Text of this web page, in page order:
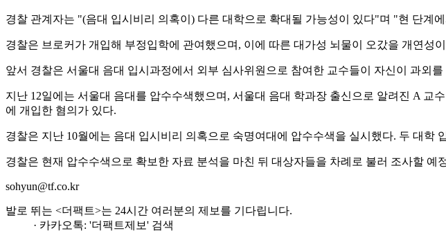
경찰 관계자는 "(음대 입시비리 의혹이) 다른 대학으로 확대될 가능성이 있다"며 "현 단계
경찰은 브로커가 개입해 부정입학에 관여했으며, 이에 따른 대가성 뇌물이 오갔을 개연성
앞서 경찰은 서울대 음대 입시과정에서 외부 심사위원으로 참여한 교수들이 자신이 과외
지난 12일에는 서울대 음대를 압수수색했으며, 서울대 음대 학과장 출신으로 알려진 A
에 개입한 혐의가 있다.
경찰은 지난 10월에는 음대 입시비리 의혹으로 숙명여대에 압수수색을 실시했다. 두 대학
경찰은 현재 압수수색으로 확보한 자료 분석을 마친 뒤 대상자들을 차례로 불러 조사할 예
sohyun@tf.co.kr
발로 뛰는 <더팩트>는 24시간 여러분의 제보를 기다립니다.
· 카카오톡: '더팩트제보' 검색